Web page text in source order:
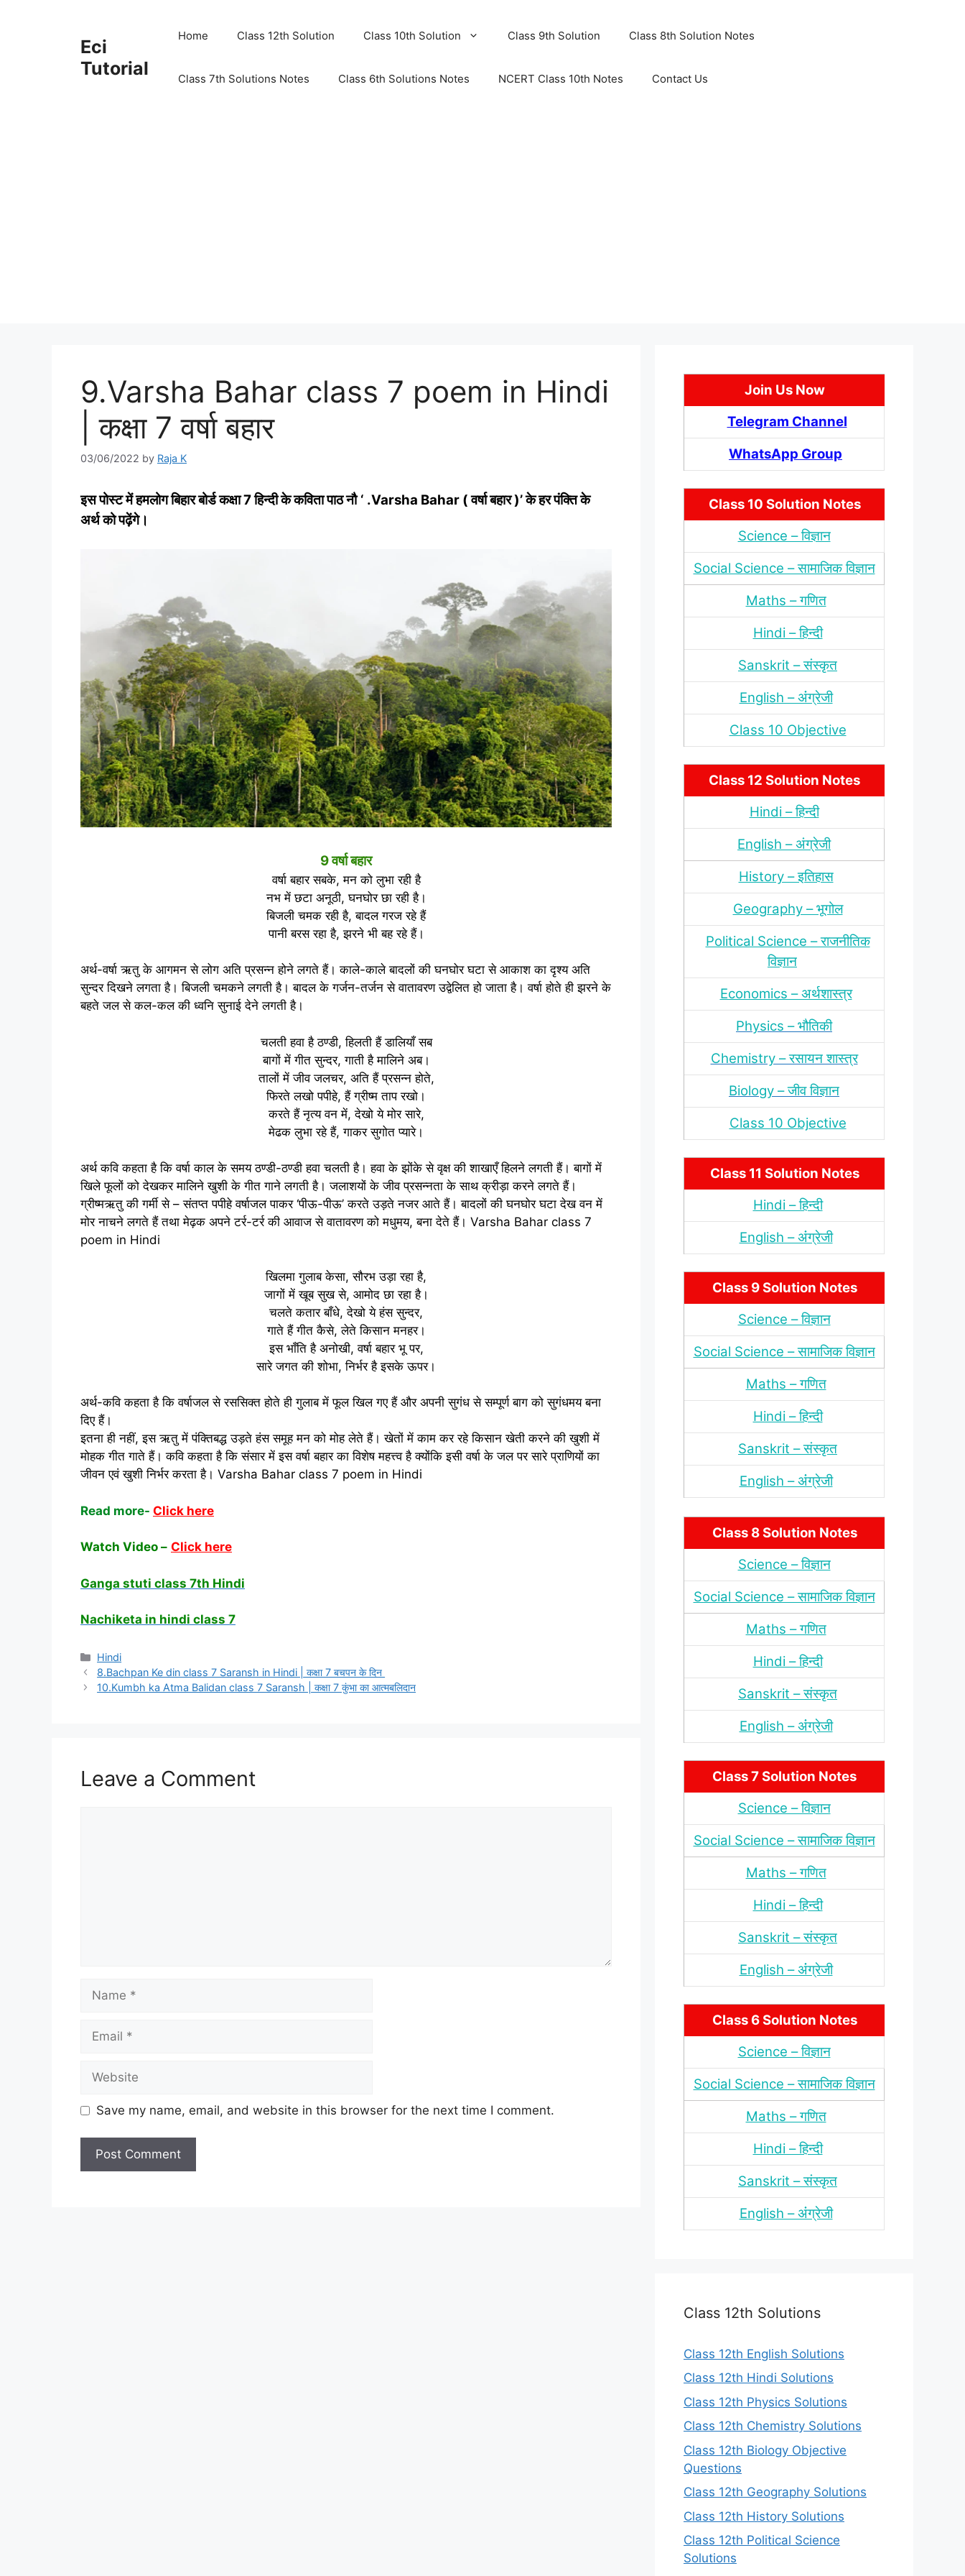
Eci
Tutorial
Home Class 12th Solution Class 10th Solution Class 9th Solution Class 8th Solution Notes
Class 7th Solutions Notes Class 6th Solutions Notes NCERT Class 10th Notes Contact Us
9.Varsha Bahar class 7 poem in Hindi
| कक्षा 7 वर्षा बहार
03/06/2022 by Raja K
इस पोस्‍ट में हमलोग बिहार बोर्ड कक्षा 7 हिन्‍दी के कविता पाठ नौ ‘ .Varsha Bahar ( वर्षा बहार)’ के हर पंक्ति के
अर्थ को पढ़ेंगे।
9 वर्षा बहार
वर्षा बहार सबके, मन को लुभा रही है
नभ में छटा अनूठी, घनघोर छा रही है।
बिजली चमक रही है, बादल गरज रहे हैं
पानी बरस रहा है, झरने भी बह रहे हैं।
अर्थ-वर्षा ऋतु के आगमन से लोग अति प्रसन्न होने लगते हैं। काले-काले बादलों की घनघोर घटा से आकाश का दृश्य अति
सुन्दर दिखने लगता है।बिजली चमकने लगती है। बादल के गर्जन-तर्जन से वातावरण उद्वेलित हो जाता है। वर्षा होते ही झरने के
बहते जल से कल-कल की ध्वनि सुनाई देने लगती है।
चलती हवा है ठण्डी, हिलती हैं डालियाँ सब
बागों में गीत सुन्दर, गाती है मालिने अब।
तालों में जीव जलचर, अति हैं प्रसन्न होते,
फिरते लखो पपीहे, हैं ग्रीष्म ताप रखो।
करते हैं नृत्य वन में, देखो ये मोर सारे,
मेढक लुभा रहे हैं, गाकर सुगोत प्यारे।
अर्थ कवि कहता है कि वर्षा काल के समय ठण्डी-ठण्डी हवा चलती है। हवा के झोंके से वृक्ष की शाखाएँ हिलने लगती हैं। बागों में
खिले फूलों को देखकर मालिने खुशी के गीत गाने लगती है।जलाशयों के जीव प्रसन्नता के साथ क्रीड़ा करने लगते हैं।
ग्रीष्मऋतु की गर्मी से – संतप्त पपीहे वर्षाजल पाकर ‘पीऊ-पीऊ’ करते उड़ते नजर आते हैं।बादलों की घनघोर घटा देख वन में
मोर नाचने लगते हैं तथा मेढ़क अपने टर्र-टर्र की आवाज से वातावरण को मधुमय, बना देते हैं। Varsha Bahar class 7
poem in Hindi
खिलमा गुलाब केसा, सौरभ उड़ा रहा है,
जागों में खूब सुख से, आमोद छा रहा है।
चलते कतार बाँधे, देखो ये हंस सुन्दर,
गाते हैं गीत कैसे, लेते किसान मनहर।
इस भाँति है अनोखी, वर्षा बहार भू पर,
सारे जगत की शोभा, निर्भर है इसके ऊपर।
अर्थ-कवि कहता है कि वर्षाजल से रससिक्त होते ही गुलाब में फूल खिल गए हैं और अपनी सुगंध से सम्पूर्ण बाग को सुगंधमय बना
दिए हैं।
इतना ही नहीं, इस ऋतु में पंक्तिबद्ध उड़ते हंस समूह मन को मोह लेते हैं। खेतों में काम कर रहे किसान खेती करने की खुशी में
मोहक गीत गाते हैं। कवि कहता है कि संसार में इस वर्षा बहार का विशेष महत्त्व है क्योंकि इसी वर्षा के जल पर सारे प्राणियों का
जीवन एवं खुशी निर्भर करता है। Varsha Bahar class 7 poem in Hindi
Read more- Click here
Watch Video – Click here
Ganga stuti class 7th Hindi
Nachiketa in hindi class 7
Categories
Hindi
8.Bachpan Ke din class 7 Saransh in Hindi | कक्षा 7 बचपन के दिन
10.Kumbh ka Atma Balidan class 7 Saransh | कक्षा 7 कुंभा का आत्‍मबलिदान
Leave a Comment
Save my name, email, and website in this browser for the next time I comment.
Join Us Now
Telegram Channel
WhatsApp Group
Class 10 Solution Notes
Science – विज्ञान
Social Science – सामाजिक विज्ञान
Maths – गणित
Hindi – हिन्‍दी
Sanskrit – संस्‍कृत
English – अंंग्रेजी
Class 10 Objective
Class 12 Solution Notes
Hindi – हिन्‍दी
English – अंग्रेजी
History – इतिहास
Geography – भूगोल
Political Science – राजनीतिक
विज्ञान
Economics – अर्थशास्‍त्र
Physics – भौतिकी
Chemistry – रसायन शास्‍त्र
Biology – जीव विज्ञान
Class 10 Objective
Class 11 Solution Notes
Hindi – हिन्‍दी
English – अंंग्रेजी
Class 9 Solution Notes
Science – विज्ञान
Social Science – सामाजिक विज्ञान
Maths – गणित
Hindi – हिन्‍दी
Sanskrit – संस्‍कृत
English – अंंग्रेजी
Class 8 Solution Notes
Science – विज्ञान
Social Science – सामाजिक विज्ञान
Maths – गणित
Hindi – हिन्‍दी
Sanskrit – संस्‍कृत
English – अंंग्रेजी
Class 7 Solution Notes
Science – विज्ञान
Social Science – सामाजिक विज्ञान
Maths – गणित
Hindi – हिन्‍दी
Sanskrit – संस्‍कृत
English – अंंग्रेजी
Class 6 Solution Notes
Science – विज्ञान
Social Science – सामाजिक विज्ञान
Maths – गणित
Hindi – हिन्‍दी
Sanskrit – संस्‍कृत
English – अंंग्रेजी
Class 12th Solutions
Class 12th English Solutions
Class 12th Hindi Solutions
Class 12th Physics Solutions
Class 12th Chemistry Solutions
Class 12th Biology Objective
Questions
Class 12th Geography Solutions
Class 12th History Solutions
Class 12th Political Science
Solutions